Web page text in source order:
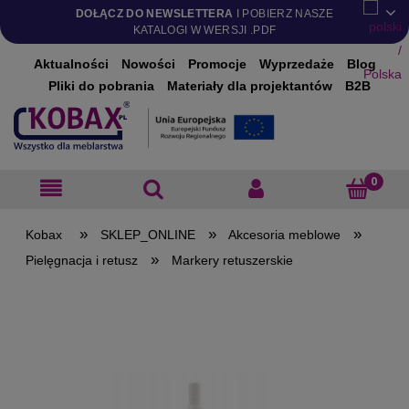
DOŁĄCZ DO NEWSLETTERA I POBIERZ NASZE
KATALOGI W WERSJI .PDF
Aktualności Nowości Promocje Wyprzedaże
Blog
Pliki do pobrania
Materiały dla projektantów B2B
» SKLEP_ONLINE » Akcesoria meblowe »
Pielęgnacja i retusz » Markery retuszerskie